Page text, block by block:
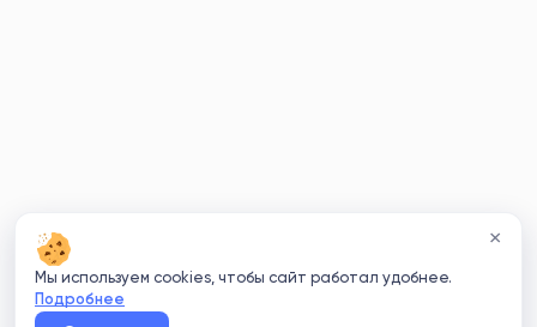
×
Мы используем cookies, чтобы сайт работал удобнее.
Подробнее